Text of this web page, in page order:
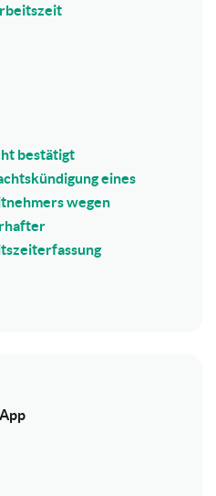
bestätigt
eines
wegen